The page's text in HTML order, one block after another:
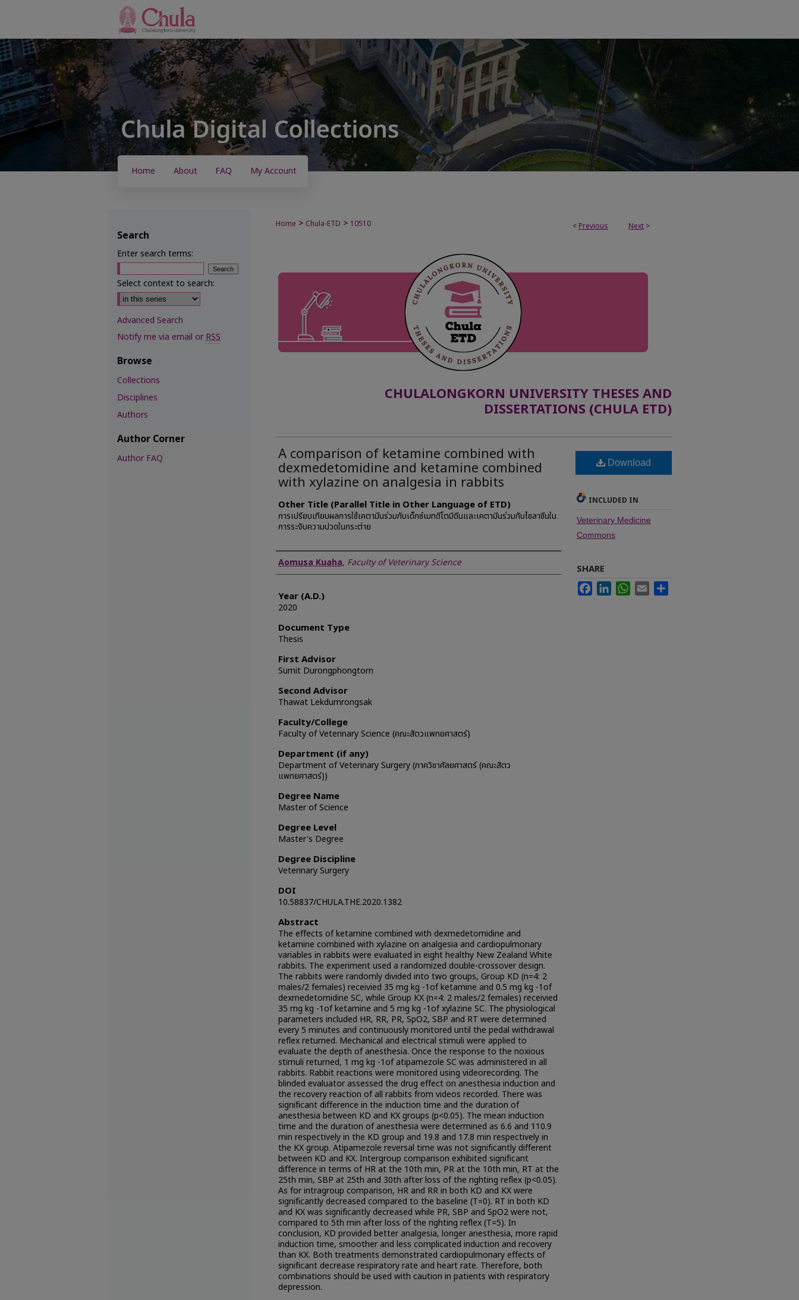
Home About FAQ My Account
< Previous Next >
Home > Chula-ETD > 10510
CHULALONGKORN UNIVERSITY THESES AND
DISSERTATIONS (CHULA ETD)
A comparison of ketamine combined with
dexmedetomidine and ketamine combined
with xylazine on analgesia in rabbits
Other Title (Parallel Title in Other Language of ETD)
การเปรียบเทียบผลการใช้เคตามีนร่วมกับเด็กซ์เมทดีโตมิดีนและเคตามีนร่วมกับไซลาซีนใน
การระงับความปวดในกระต่าย
Author
Aomusa Kuaha, Faculty of Veterinary Science
Year (A.D.)
2020
Document Type
Thesis
First Advisor
Sumit Durongphongtorn
Second Advisor
Thawat Lekdumrongsak
Faculty/College
Faculty of Veterinary Science (คณะสัตวแพทยศาสตร์)
Department (if any)
Department of Veterinary Surgery (ภาควิชาศัลยศาสตร์ (คณะสัตว
แพทยศาสตร์))
Degree Name
Master of Science
Degree Level
Master's Degree
Degree Discipline
Veterinary Surgery
DOI
10.58837/CHULA.THE.2020.1382
Abstract
The effects of ketamine combined with dexmedetomidine and
ketamine combined with xylazine on analgesia and cardiopulmonary
variables in rabbits were evaluated in eight healthy New Zealand White
rabbits. The experiment used a randomized double-crossover design.
The rabbits were randomly divided into two groups, Group KD (n=4: 2
males/2 females) receivied 35 mg kg -1of ketamine and 0.5 mg kg -1of
dexmedetomidine SC, while Group KX (n=4: 2 males/2 females) receivied
35 mg kg -1of ketamine and 5 mg kg -1of xylazine SC. The physiological
parameters included HR, RR, PR, SpO2, SBP and RT were determined
every 5 minutes and continuously monitored until the pedal withdrawal
reflex returned. Mechanical and electrical stimuli were applied to
evaluate the depth of anesthesia. Once the response to the noxious
stimuli returned, 1 mg kg -1of atipamezole SC was administered in all
rabbits. Rabbit reactions were monitored using videorecording. The
blinded evaluator assessed the drug effect on anesthesia induction and
the recovery reaction of all rabbits from videos recorded. There was
significant difference in the induction time and the duration of
anesthesia between KD and KX groups (p<0.05). The mean induction
time and the duration of anesthesia were determined as 6.6 and 110.9
min respectively in the KD group and 19.8 and 17.8 min respectively in
the KX group. Atipamezole reversal time was not significantly different
between KD and KX. Intergroup comparison exhibited significant
difference in terms of HR at the 10th min, PR at the 10th min, RT at the
25th min, SBP at 25th and 30th after loss of the righting reflex (p<0.05).
As for intragroup comparison, HR and RR in both KD and KX were
significantly decreased compared to the baseline (T=0). RT in both KD
and KX was significantly decreased while PR, SBP and SpO2 were not,
compared to 5th min after loss of the righting reflex (T=5). In
conclusion, KD provided better analgesia, longer anesthesia, more rapid
induction time, smoother and less complicated induction and recovery
than KX. Both treatments demonstrated cardiopulmonary effects of
significant decrease respiratory rate and heart rate. Therefore, both
combinations should be used with caution in patients with respiratory
depression.
Download
INCLUDED IN
Veterinary Medicine
Commons
SHARE
FacebookLinkedInWhatsApp
Email
Search
Enter search terms:
Select context to search:
Advanced Search
Notify me via email orRSS
Browse
Collections
Disciplines
Authors
Author Corner
Author FAQ